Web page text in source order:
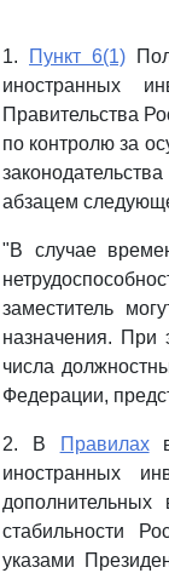
1. Пункт 6(1)
иностранных
Правительства
по контролю за
абзацем
"В случае
заместитель
назначения. При
числа
Федерации,
2. В Правилах
иностранных
стабильности
указами